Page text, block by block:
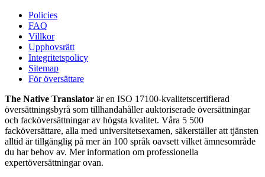
Policies
FAQ
Villkor
Upphovsrätt
Integritetspolicy
Sitemap
För översättare
The Native Translator är en ISO 17100-kvalitetscertifierad
översättningsbyrå som tillhandahåller auktoriserade översättningar
och facköversättningar av högsta kvalitet. Våra 5 500
facköversättare, alla med universitetsexamen, säkerställer att tjänsten
alltid är tillgänglig på mer än 100 språk oavsett vilket ämnesområde
du har behov av. Mer information om professionella
expertöversättningar ovan.